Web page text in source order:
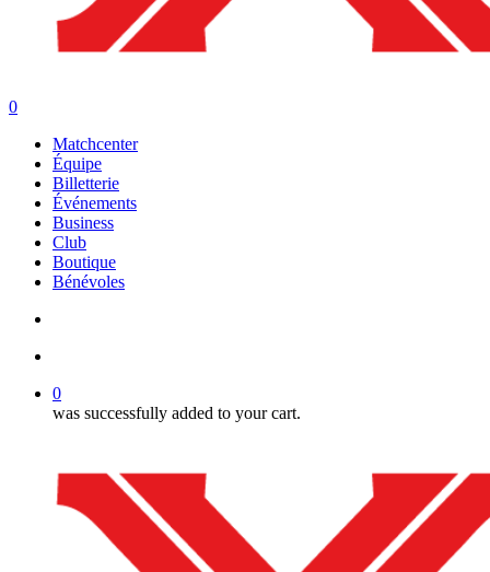
search
account
0
Matchcenter
Équipe
Billetterie
Événements
Business
Club
Boutique
Bénévoles
0
was successfully added to your cart.